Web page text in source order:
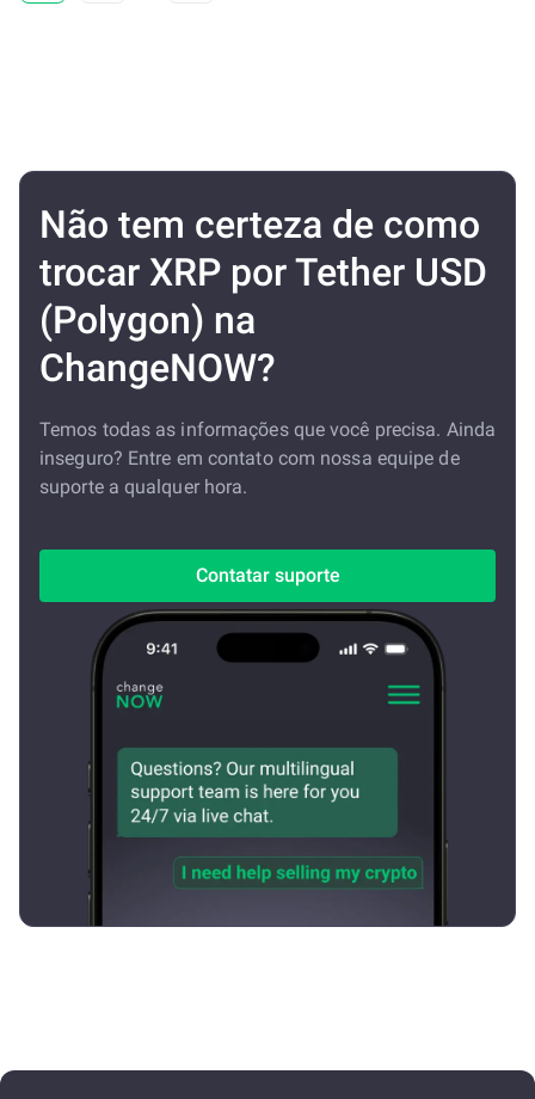
Não tem certeza de como
trocar XRP por Tether USD
(Polygon) na
ChangeNOW?
Temos todas as informações que você precisa. Ainda
inseguro? Entre em contato com nossa equipe de
suporte a qualquer hora.
Contatar suporte